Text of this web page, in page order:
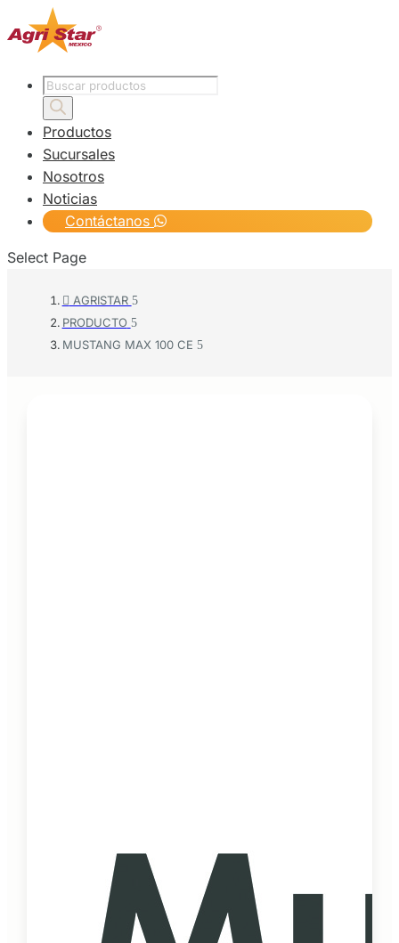
Products
search
Productos
Sucursales
Nosotros
Noticias
Contáctanos
Select Page
 AGRISTAR
PRODUCTO
MUSTANG MAX 100 CE